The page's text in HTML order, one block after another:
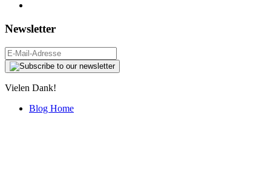
Newsletter
Vielen Dank!
Blog Home